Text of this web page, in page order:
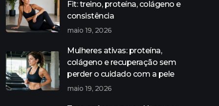
Fit: treino, proteína, colágeno e
consistência
maio 19, 2026
Mulheres ativas: proteína,
colágeno e recuperação sem
perder o cuidado com a pele
maio 19, 2026